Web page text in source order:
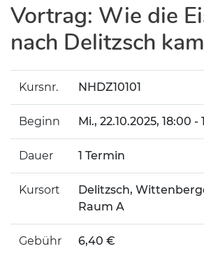
Vortrag: Wie die
nach Delitzsch kam
Kursnr. NHDZ10101
Beginn Mi., 22.10.2025, 18:00 -
Dauer 1 Termin
Kursort
Delitzsch,
Raum A
Gebühr 6,40 €